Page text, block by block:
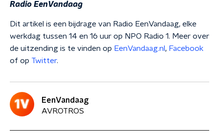
Radio EenVandaag
Dit artikel is een bijdrage van Radio EenVandaag, elke
werkdag tussen 14 en 16 uur op NPO Radio 1. Meer over
de uitzending is te vinden op EenVandaag.nl , Facebook
of op Twitter.
EenVandaag
AVROTROS